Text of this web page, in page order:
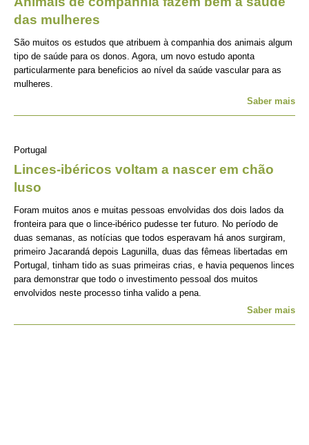
das mulheres
São muitos os estudos que atribuem à companhia dos animais algum
tipo de saúde para os donos. Agora, um novo estudo aponta
particularmente para beneficios ao nível da saúde vascular para as
mulheres.
Saber mais
Portugal
Linces-ibéricos voltam a nascer em chão
luso
Foram muitos anos e muitas pessoas envolvidas dos dois lados da
fronteira para que o lince-ibérico pudesse ter futuro. No período de
duas semanas, as notícias que todos esperavam há anos surgiram,
primeiro Jacarandá depois Lagunilla, duas das fêmeas libertadas em
Portugal, tinham tido as suas primeiras crias, e havia pequenos linces
para demonstrar que todo o investimento pessoal dos muitos
envolvidos neste processo tinha valido a pena.
Saber mais